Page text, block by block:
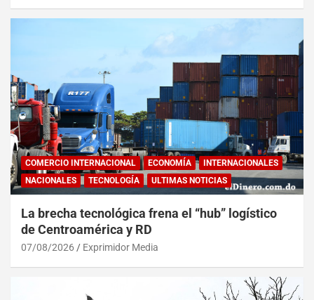
COMERCIO INTERNACIONAL ECONOMÍA
INTERNACIONALES
NACIONALES
TECNOLOGÍA ULTIMAS NOTICIAS
La brecha tecnológica frena el “hub” logístico
de Centroamérica y RD
07/08/2026 Exprimidor Media